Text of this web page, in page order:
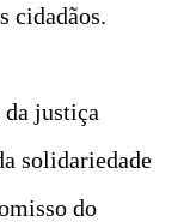
cidadãos.
da justiça
solidariedade
do